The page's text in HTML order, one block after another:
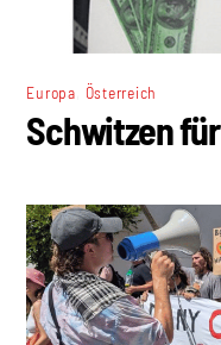
Europa Österreich
Schwitzen